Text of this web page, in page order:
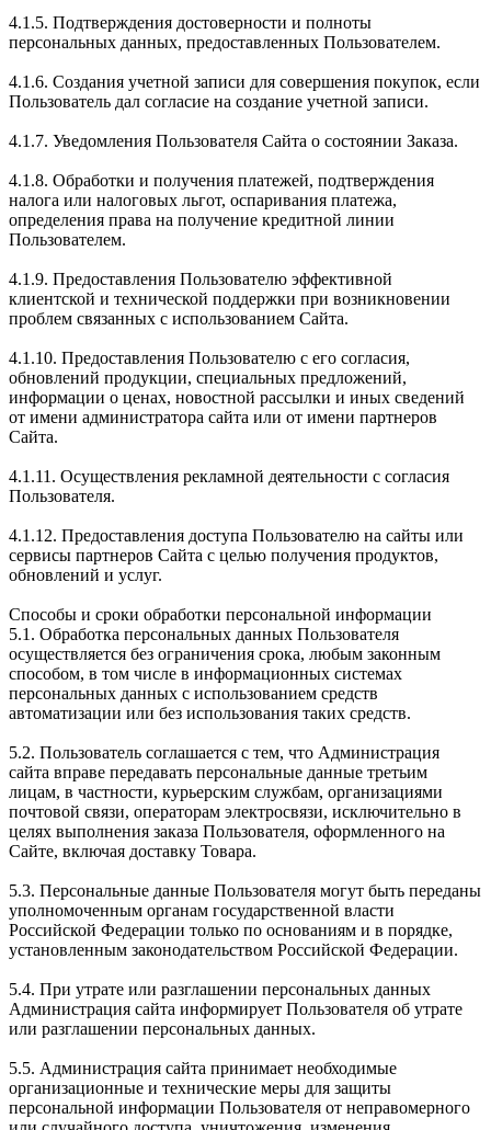
4.1.5. Подтверждения достоверности и полноты
персональных данных, предоставленных Пользователем.
4.1.6. Создания учетной записи для совершения покупок, если
Пользователь дал согласие на создание учетной записи.
4.1.7. Уведомления Пользователя Сайта о состоянии Заказа.
4.1.8. Обработки и получения платежей, подтверждения
налога или налоговых льгот, оспаривания платежа,
определения права на получение кредитной линии
Пользователем.
4.1.9. Предоставления Пользователю эффективной
клиентской и технической поддержки при возникновении
проблем связанных с использованием Сайта.
4.1.10. Предоставления Пользователю с его согласия,
обновлений продукции, специальных предложений,
информации о ценах, новостной рассылки и иных сведений
от имени администратора сайта или от имени партнеров
Сайта.
4.1.11. Осуществления рекламной деятельности с согласия
Пользователя.
4.1.12. Предоставления доступа Пользователю на сайты или
сервисы партнеров Сайта с целью получения продуктов,
обновлений и услуг.
Способы и сроки обработки персональной информации
5.1. Обработка персональных данных Пользователя
осуществляется без ограничения срока, любым законным
способом, в том числе в информационных системах
персональных данных с использованием средств
автоматизации или без использования таких средств.
5.2. Пользователь соглашается с тем, что Администрация
сайта вправе передавать персональные данные третьим
лицам, в частности, курьерским службам, организациями
почтовой связи, операторам электросвязи, исключительно в
целях выполнения заказа Пользователя, оформленного на
Сайте, включая доставку Товара.
5.3. Персональные данные Пользователя могут быть переданы
уполномоченным органам государственной власти
Российской Федерации только по основаниям и в порядке,
установленным законодательством Российской Федерации.
5.4. При утрате или разглашении персональных данных
Администрация сайта информирует Пользователя об утрате
или разглашении персональных данных.
5.5. Администрация сайта принимает необходимые
организационные и технические меры для защиты
персональной информации Пользователя от неправомерного